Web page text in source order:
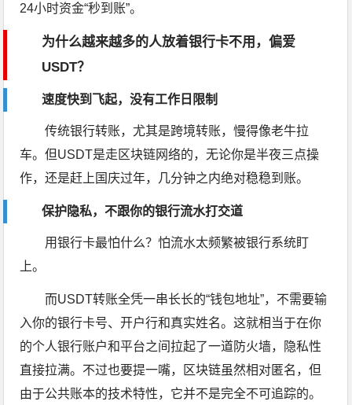
24小时资金“秒到账”。
为什么越来越多的人放着银行卡不用，偏爱
USDT？
速度快到飞起，没有工作日限制
传统银行转账，尤其是跨境转账，慢得像老牛拉
车。但USDT是走区块链网络的，无论你是半夜三点操
作，还是赶上国庆过年，几分钟之内绝对稳稳到账。
保护隐私，不跟你的银行流水打交道
用银行卡最怕什么？怕流水太频繁被银行系统盯
上。
而USDT转账全凭一串长长的“钱包地址”，不需要输
入你的银行卡号、开户行和真实姓名。这就相当于在你
的个人银行账户和平台之间拉起了一道防火墙，隐私性
直接拉满。不过也要提一嘴，区块链虽然相对匿名，但
由于公共账本的技术特性，它并不是完全不可追踪的。